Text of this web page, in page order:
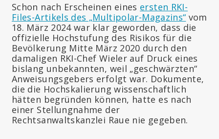
Schon nach Erscheinen eines ersten RKI-
Files-Artikels des „Multipolar-Magazins“ vom
18. März 2024 war klar geworden, dass die
offizielle Hochstufung des Risikos für die
Bevölkerung Mitte März 2020 durch den
damaligen RKI-Chef Wieler auf Druck eines
bislang unbekannten, weil „geschwärzten“
Anweisungsgebers erfolgt war. Dokumente,
die die Hochskalierung wissenschaftlich
hätten begründen können, hatte es nach
einer Stellungnahme der
Rechtsanwaltskanzlei Raue nie gegeben.